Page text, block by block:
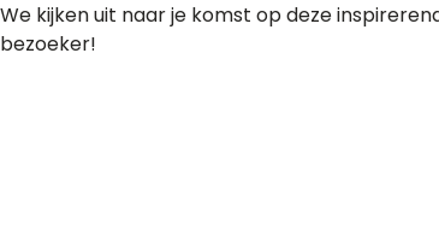
We kijken uit naar je komst op deze
bezoeker!